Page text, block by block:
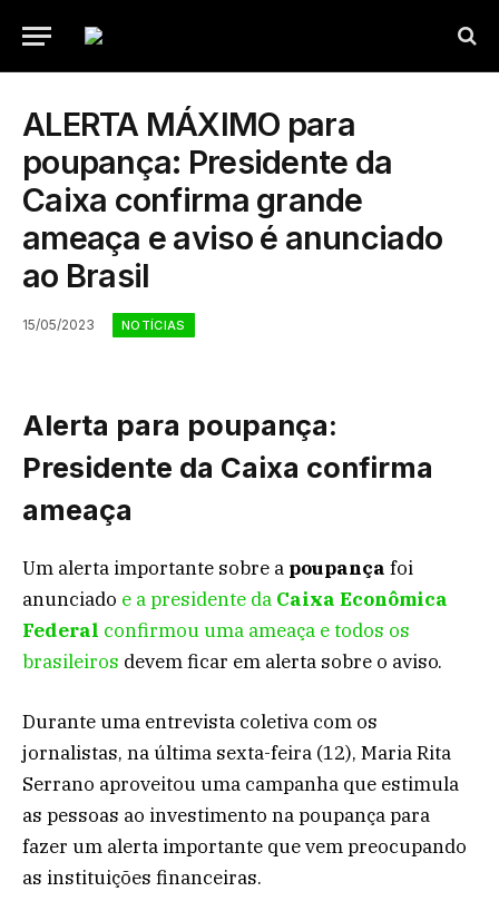
ALERTA MÁXIMO para
poupança: Presidente da
Caixa confirma grande
ameaça e aviso é anunciado
ao Brasil
15/05/2023 NOTÍCIAS
Alerta para poupança:
Presidente da Caixa confirma
ameaça
Um alerta importante sobre a poupança foi
anunciado e a presidente da Caixa Econômica
Federal confirmou uma ameaça e todos os
brasileiros devem ficar em alerta sobre o aviso.
Durante uma entrevista coletiva com os
jornalistas, na última sexta-feira (12), Maria Rita
Serrano aproveitou uma campanha que estimula
as pessoas ao investimento na poupança para
fazer um alerta importante que vem preocupando
as instituições financeiras.